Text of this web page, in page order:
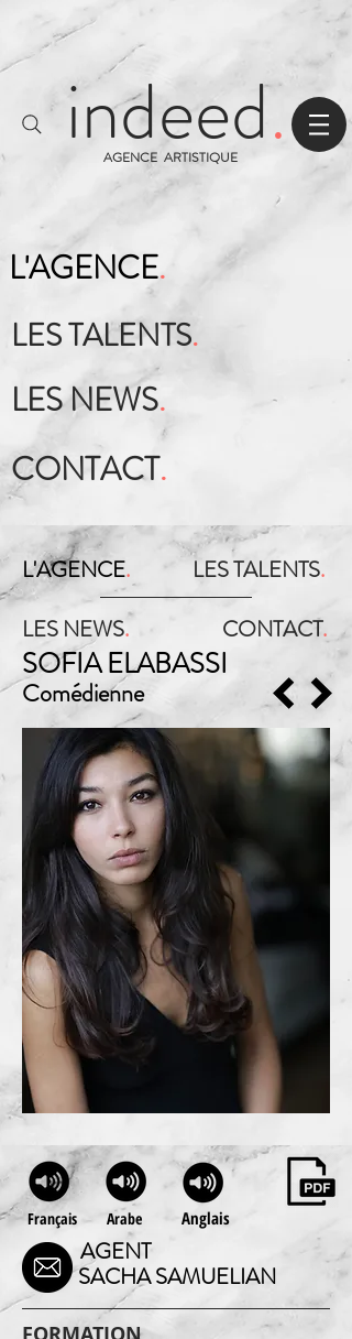
indeed.
AGENCE ARTISTIQUE
L'AGENCE.
LES TALENTS.
LES NEWS.
CONTACT.
L'AGENCE. LES TALENTS.
LES NEWS. CONTACT.
SOFIA ELABASSI
Comédienne
Français Arabe Anglais
AGENT
SACHA SAMUELIAN